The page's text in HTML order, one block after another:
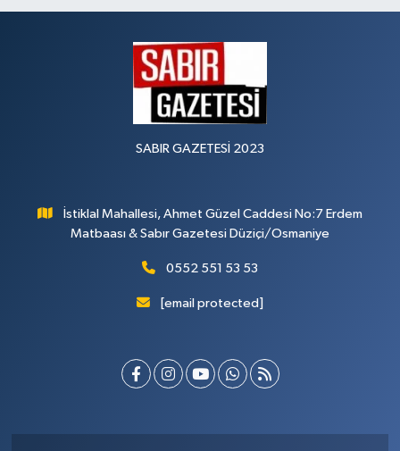
SABIR GAZETESİ 2023
İstiklal Mahallesi, Ahmet Güzel Caddesi No:7 Erdem
Matbaası & Sabır Gazetesi Düziçi/Osmaniye
0552 551 53 53
[email protected]